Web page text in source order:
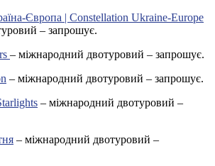
Європа | Constellation Ukraine-Europe
– запрошує.
– міжнародний двотуровий – запрошує.
– міжнародний двотуровий – запрошує.
– міжнародний двотуровий –
– міжнародний двотуровий –